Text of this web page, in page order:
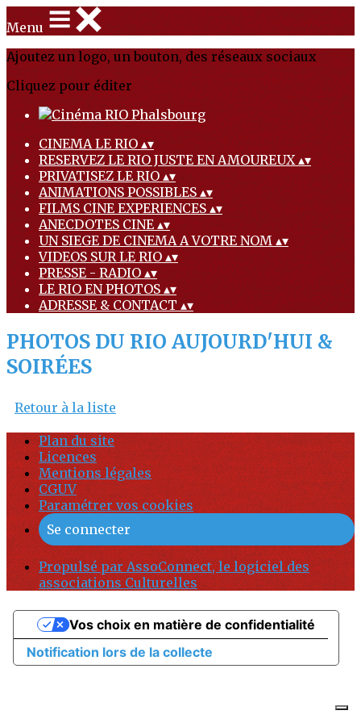
Menu
Ajoutez un logo, un bouton, des réseaux sociaux
Cliquez pour éditer
CINEMA LE RIO ▴▾
RESERVEZ LE RIO JUSTE EN AMOUREUX▴▾
PRIVATISEZ LE RIO▴▾
ANIMATIONS POSSIBLES ▴▾
FILMS CINE EXPERIENCES ▴▾
ANECDOTES CINE ▴▾
UN SIEGE DE CINEMA A VOTRE NOM▴▾
VIDEOS SUR LE RIO▴▾
PRESSE - RADIO ▴▾
LE RIO EN PHOTOS▴▾
ADRESSE & CONTACT ▴▾
PHOTOS DU RIO AUJOURD'HUI &
SOIRÉES
Retour à la liste
Plan du site
Licences
Mentions légales
CGUV
Paramétrer vos cookies
Se connecter
Propulsé par AssoConnect, le logiciel des
associations Culturelles
Notification lors de la collecte
Vos choix en matière de confidentialité